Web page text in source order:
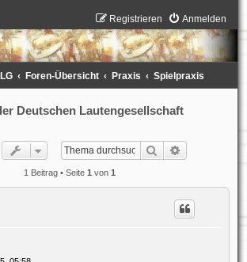
Anmelden
Registrieren
Foren-Übersicht Praxis Spielpraxis
Deutschen Lautengesellschaft
Suche
1 Beitrag • Seite 1 von 1